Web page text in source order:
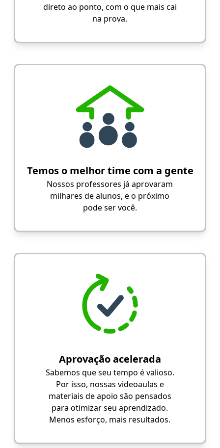
direto ao ponto, com o que mais cai
na prova.
Temos o melhor time com a gente
Nossos professores já aprovaram
milhares de alunos, e o próximo
pode ser você.
Aprovação acelerada
Sabemos que seu tempo é valioso.
Por isso, nossas videoaulas e
materiais de apoio são pensados
para otimizar seu aprendizado.
Menos esforço, mais resultados.